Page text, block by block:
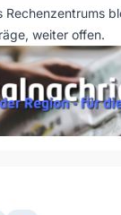
Rechenzentrums
weiter offen.